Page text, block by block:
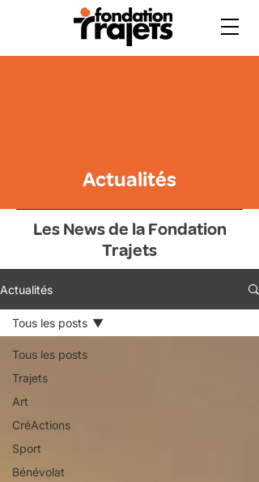
Actualités
Les News de la Fondation
Trajets
Actualités
Tous les posts
Trajets
Art
CréActions
Sport
Bénévolat
Tous les posts